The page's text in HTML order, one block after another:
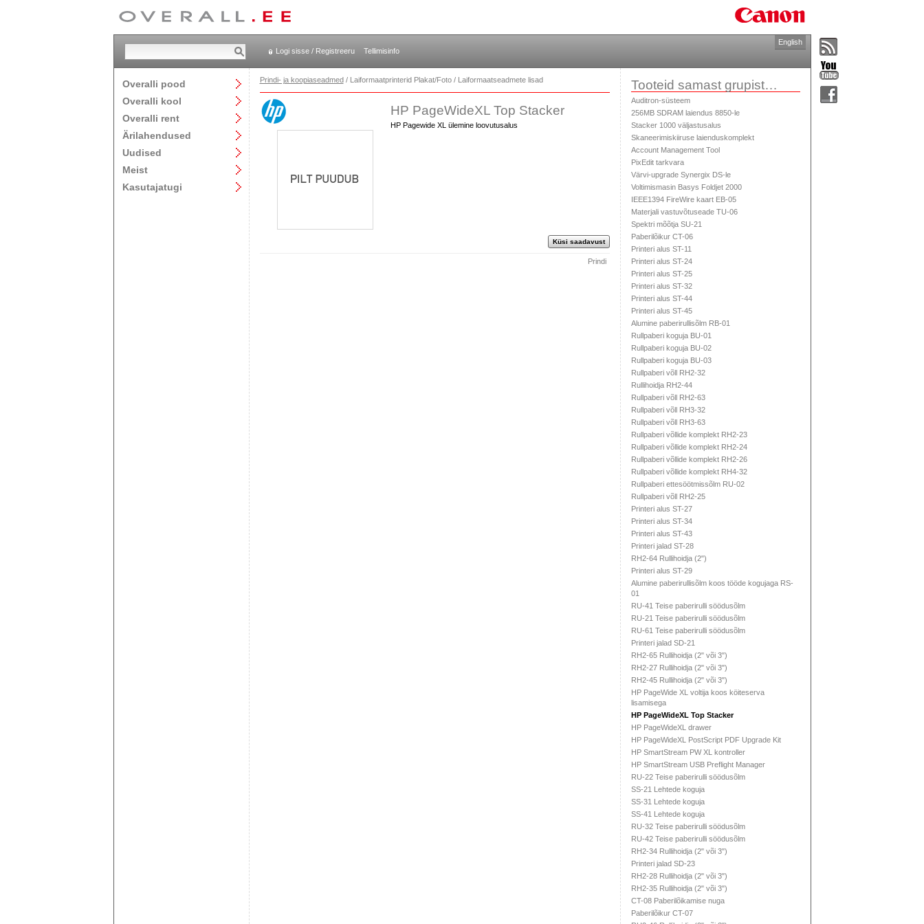
Logi sisse / Registreeru Tellimisinfo
English
Overalli pood
Overalli kool
Overalli rent
Ärilahendused
Uudised
Meist
Kasutajatugi
Prindi- ja koopiaseadmed/ Laiformaatprinterid Plakat/Foto / Laiformaatseadmete lisad
HP PageWideXL Top Stacker
HP Pagewide XL ülemine loovutusalus
Küsi saadavust
Prindi
Tooteid samast grupist…
Auditron-süsteem
256MB SDRAM laiendus 8850-le
Stacker 1000 väljastusalus
Skaneerimiskiiruse laienduskomplekt
Account Management Tool
PixEdit tarkvara
Värvi-upgrade Synergix DS-le
Voltimismasin Basys Foldjet 2000
IEEE1394 FireWire kaart EB-05
Materjali vastuvõtuseade TU-06
Spektri mõõtja SU-21
Paberilõikur CT-06
Printeri alus ST-11
Printeri alus ST-24
Printeri alus ST-25
Printeri alus ST-32
Printeri alus ST-44
Printeri alus ST-45
Alumine paberirullisõlm RB-01
Rullpaberi koguja BU-01
Rullpaberi koguja BU-02
Rullpaberi koguja BU-03
Rullpaberi võll RH2-32
Rullihoidja RH2-44
Rullpaberi võll RH2-63
Rullpaberi võll RH3-32
Rullpaberi võll RH3-63
Rullpaberi võllide komplekt RH2-23
Rullpaberi võllide komplekt RH2-24
Rullpaberi võllide komplekt RH2-26
Rullpaberi võllide komplekt RH4-32
Rullpaberi ettesöötmissõlm RU-02
Rullpaberi võll RH2-25
Printeri alus ST-27
Printeri alus ST-34
Printeri alus ST-43
Printeri jalad ST-28
RH2-64 Rullihoidja (2")
Printeri alus ST-29
Alumine paberirullisõlm koos tööde kogujaga RS-
01
RU-41 Teise paberirulli söödusõlm
RU-21 Teise paberirulli söödusõlm
RU-61 Teise paberirulli söödusõlm
Printeri jalad SD-21
RH2-65 Rullihoidja (2" või 3")
RH2-27 Rullihoidja (2" või 3")
RH2-45 Rullihoidja (2" või 3")
HP PageWide XL voltija koos köiteserva
lisamisega
HP PageWideXL Top Stacker
HP PageWideXL drawer
HP PageWideXL PostScript PDF Upgrade Kit
HP SmartStream PW XL kontroller
HP SmartStream USB Preflight Manager
RU-22 Teise paberirulli söödusõlm
SS-21 Lehtede koguja
SS-31 Lehtede koguja
SS-41 Lehtede koguja
RU-32 Teise paberirulli söödusõlm
RU-42 Teise paberirulli söödusõlm
RH2-34 Rullihoidja (2" või 3")
Printeri jalad SD-23
RH2-28 Rullihoidja (2" või 3")
RH2-35 Rullihoidja (2" või 3")
CT-08 Paberilõikamise nuga
Paberilõikur CT-07